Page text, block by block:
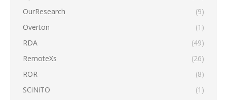
OurResearch
(9)
Overton
(1)
RDA
(49)
RemoteXs
(26)
ROR
(8)
SCiNiTO
(1)